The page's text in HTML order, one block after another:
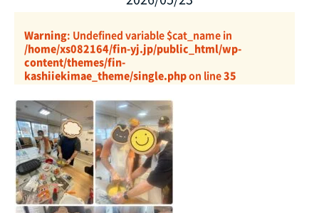
Warning: Undefined variable $cat_name in
/home/xs082164/fin-yj.jp/public_html/wp-
content/themes/fin-
kashiiekimae_theme/single.phpon line35